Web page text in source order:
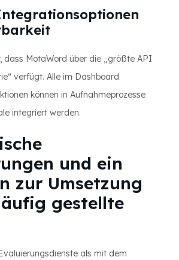
dass MotaWord über die „größte API
verfügt. Alle im Dashboard
können in Aufnahmeprozesse
integriert werden.
und ein
zur Umsetzung
gestellte
als mit dem